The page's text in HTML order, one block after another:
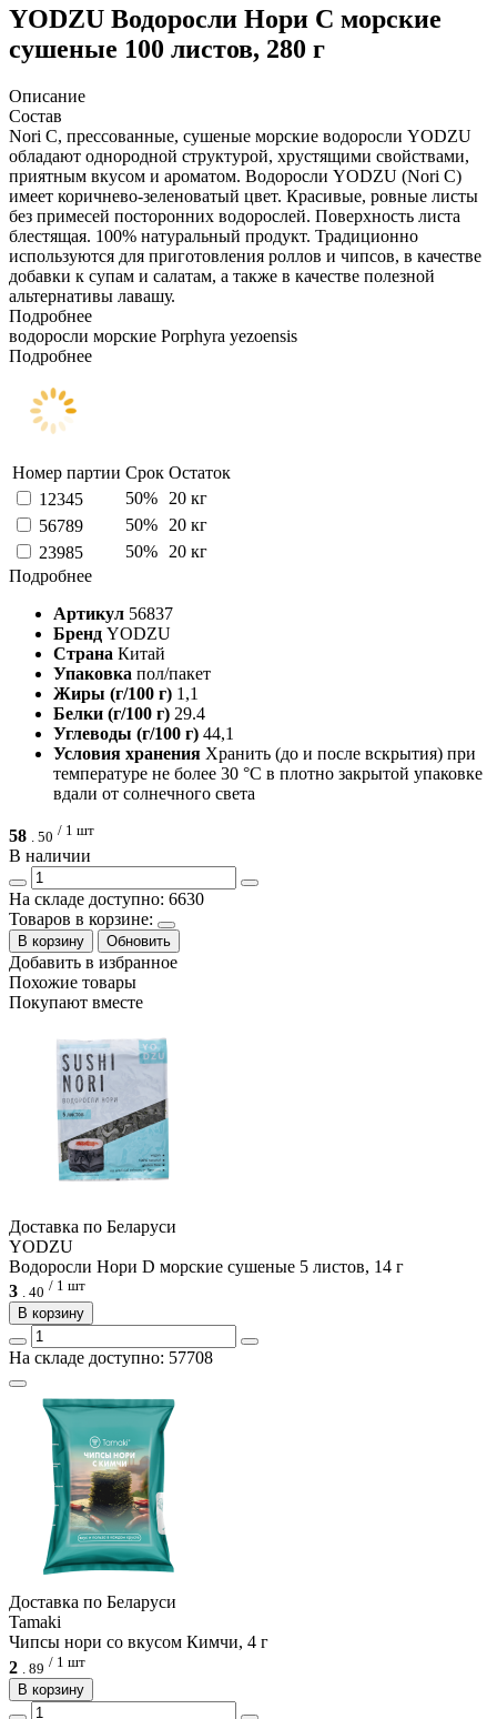
YODZU Водоросли Нори С морские
сушеные 100 листов, 280 г
Описание
Состав
Nori C, прессованные, сушеные морские водоросли YODZU
обладают однородной структурой, хрустящими свойствами,
приятным вкусом и ароматом. Водоросли YODZU (Nori C)
имеет коричнево-зеленоватый цвет. Красивые, ровные листы
без примесей посторонних водорослей. Поверхность листа
блестящая. 100% натуральный продукт. Традиционно
используются для приготовления роллов и чипсов, в качестве
добавки к супам и салатам, а также в качестве полезной
альтернативы лавашу.
Подробнее
водоросли морские Porphyra yezoensis
Подробнее
Номер партии Срок Остаток
12345
50%
20 кг
56789
50%
20 кг
23985
50%
20 кг
Подробнее
Артикул 56837
Бренд YODZU
Страна Китай
Упаковка пол/пакет
Жиры (г/100 г) 1,1
Белки (г/100 г) 29.4
Углеводы (г/100 г) 44,1
Условия хранения Хранить (до и после вскрытия) при
температуре не более 30 °С в плотно закрытой упаковке
вдали от солнечного света
58 . 50 / 1 шт
В наличии
На складе доступно: 6630
Товаров в корзине:
В корзину Обновить
Добавить в избранное
Похожие товары
Покупают вместе
Доcтавка по Беларуси
YODZU
Водоросли Нори D морские сушеные 5 листов, 14 г
3 . 40 / 1 шт
В корзину
На складе доступно: 57708
Доcтавка по Беларуси
Tamaki
Чипсы нори со вкусом Кимчи, 4 г
2
89 / 1 шт
В корзину